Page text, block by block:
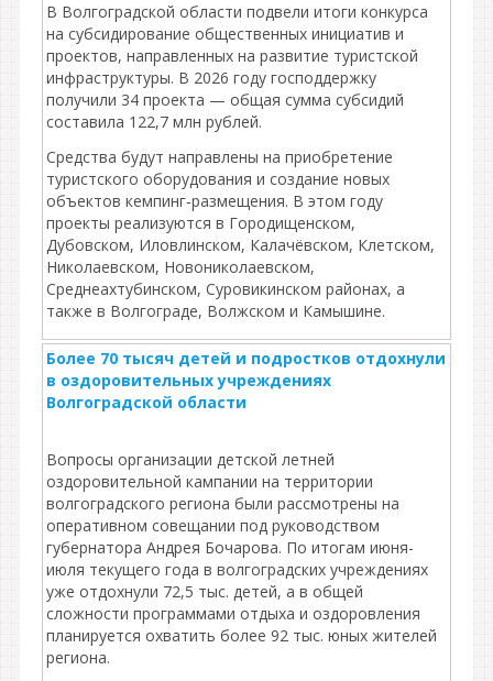
В Волгоградской области подвели итоги конкурса
на субсидирование общественных инициатив и
проектов, направленных на развитие туристской
инфраструктуры. В 2026 году господдержку
получили 34 проекта — общая сумма субсидий
составила 122,7 млн рублей.
Средства будут направлены на приобретение
туристского оборудования и создание новых
объектов кемпинг‑размещения. В этом году
проекты реализуются в Городищенском,
Дубовском, Иловлинском, Калачёвском, Клетском,
Николаевском, Новониколаевском,
Среднеахтубинском, Суровикинском районах, а
также в Волгограде, Волжском и Камышине.
Более 70 тысяч детей и подростков отдохнули
в оздоровительных учреждениях
Волгоградской области
Вопросы организации детской летней
оздоровительной кампании на территории
волгоградского региона были рассмотрены на
оперативном совещании под руководством
губернатора Андрея Бочарова. По итогам июня-
июля текущего года в волгоградских учреждениях
уже отдохнули 72,5 тыс. детей, а в общей
сложности программами отдыха и оздоровления
планируется охватить более 92 тыс. юных жителей
региона.